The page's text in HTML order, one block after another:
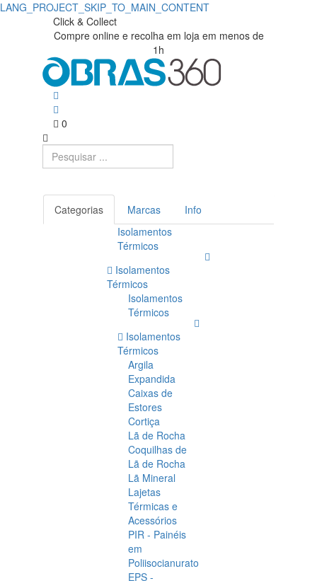
LANG_PROJECT_SKIP_TO_MAIN_CONTENT
Click & Collect
Compre online e recolha em loja em menos de
1h
0
Categorias Marcas
Info
Isolamentos
Térmicos
Isolamentos
Térmicos
Isolamentos
Térmicos
Isolamentos
Térmicos
Argila
Expandida
Caixas de
Estores
Cortiça
Lã de Rocha
Coquilhas de
Lã de Rocha
Lã Mineral
Lajetas
Térmicas e
Acessórios
PIR - Painéis
em
Poliisocianurato
EPS -